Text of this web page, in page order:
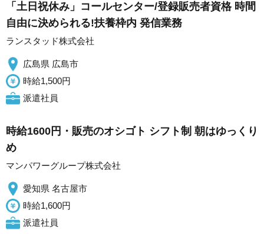
「土日祝休み」コールセンター/登録販売者資格 時間
自由に決められる!扶養枠内 発信業務
ランスタッド株式会社
広島県 広島市
時給1,500円
派遣社員
時給1600円・販売のオシゴト シフト制 朝はゆっくり
め
マンパワーグループ株式会社
愛知県 名古屋市
時給1,600円
派遣社員